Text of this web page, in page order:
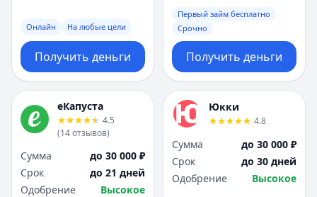
Онлайн На любые цели
Получить деньги
Первый займ бесплатно
Срочно
Получить деньги
еКапуста
4.5
(14отзывов)
Сумма
до 30 000 ₽
Срок
до 21 дней
Одобрение
Высокое
Юкки
4.8
Сумма
до 30 000 ₽
Срок
до 30 дней
Одобрение
Высокое